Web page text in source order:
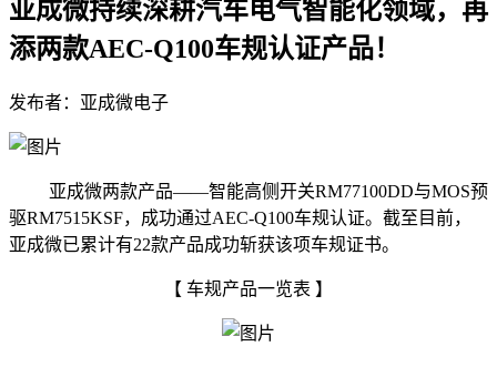
亚成微持续深耕汽车电气智能化领域，再
添两款AEC-Q100车规认证产品！
发布者：亚成微电子
亚成微两款产品——智能高侧开关RM77100DD与MOS预
驱RM7515KSF，成功通过AEC-Q100车规认证。截至目前，
亚成微已累计有22款产品成功斩获该项车规证书。
【 车规产品一览表 】